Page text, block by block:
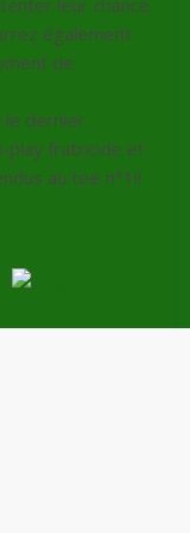
leur chance.
également
de
dernier
play fratricide et
au tee n°1!!